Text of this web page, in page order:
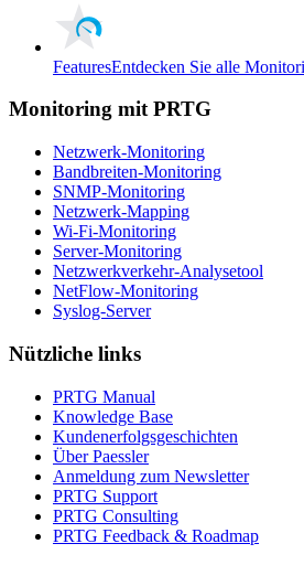
FeaturesEntdecken Sie alle
Monitoring mit PRTG
Netzwerk-Monitoring
Bandbreiten-Monitoring
SNMP-Monitoring
Netzwerk-Mapping
Wi-Fi-Monitoring
Server-Monitoring
Netzwerkverkehr-Analysetool
NetFlow-Monitoring
Syslog-Server
Nützliche links
PRTG Manual
Knowledge Base
Kundenerfolgsgeschichten
Über Paessler
Anmeldung zum Newsletter
PRTG Support
PRTG Consulting
PRTG Feedback & Roadmap